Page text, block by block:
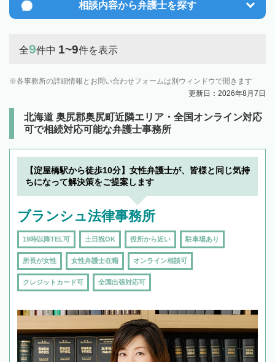
相談内容から弁護士を探す
全9件中 1~9件を表示
各事務所の詳細情報とお問い合わせフォームは別ウィンドウで開きます
更新日：2026年8月7日
北海道 奥尻郡奥尻町近隣エリア・全国オンライン対応
可で相続対応可能な弁護士事務所
【淀屋橋駅から徒歩10分】女性弁護士が、皆様と同じ気持
ちになって解決策をご提案します
ブランシュ法律事務所
19時以降TEL可 土日祝OK 役所から近い 駐車場あり
所長が女性 女性弁護士在籍 オンライン相談可
クレジットカード可 全国出張対応可